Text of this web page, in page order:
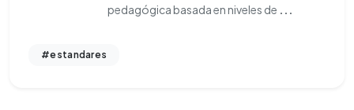
pedagógica basada en niveles de ...
#estandares